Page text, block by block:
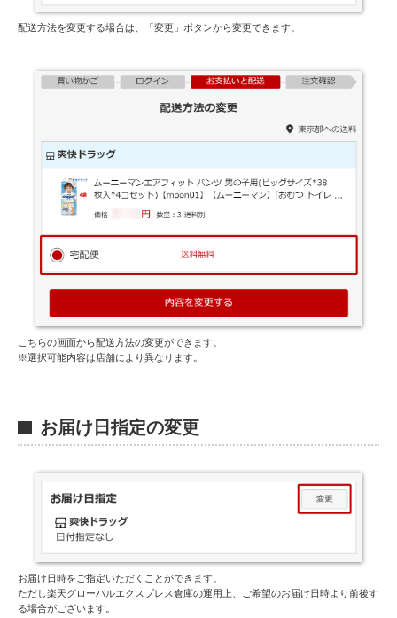
G お届け日指定の変更
お届け日時をご指定いただくことができます。
ただし楽天グローバルエクスプレス倉庫の運用上、ご希望のお届け日時より前後す
る場合がございます。
配送方法を変更する場合は、「変更」ボタンから変更できます。
こちらの画面から配送方法の変更ができます。
※選択可能内容は店舗により異なります。